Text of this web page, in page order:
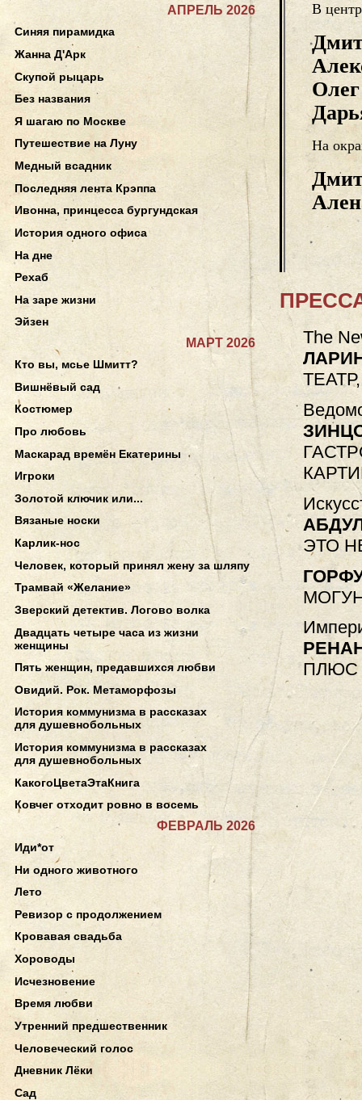
В
На
The
ЭТО
ПЛЮС
АПРЕЛЬ 2026
Синяя пирамидка
Жанна Д'Арк
Скупой рыцарь
Без названия
Я шагаю по Москве
Путешествие на Луну
Медный всадник
Последняя лента Крэппа
Ивонна, принцесса бургундская
История одного офиса
На дне
Рехаб
На заре жизни
Эйзен
МАРТ 2026
Кто вы, мсье Шмитт?
Вишнёвый сад
Костюмер
Про любовь
Маскарад времён Екатерины
Игроки
Золотой ключик или...
Вязаные носки
Карлик-нос
Человек, который принял жену за шляпу
Трамвай «Желание»
Зверский детектив. Логово волка
Двадцать четыре часа из жизни
женщины
Пять женщин, предавшихся любви
Овидий. Рок. Метаморфозы
История коммунизма в рассказах
для душевнобольных
История коммунизма в рассказах
для душевнобольных
КакогоЦветаЭтаКнига
Ковчег отходит ровно в восемь
ФЕВРАЛЬ 2026
Иди*от
Ни одного животного
Лето
Ревизор с продолжением
Кровавая свадьба
Хороводы
Исчезновение
Время любви
Утренний предшественник
Человеческий голос
Дневник Лёки
Сад